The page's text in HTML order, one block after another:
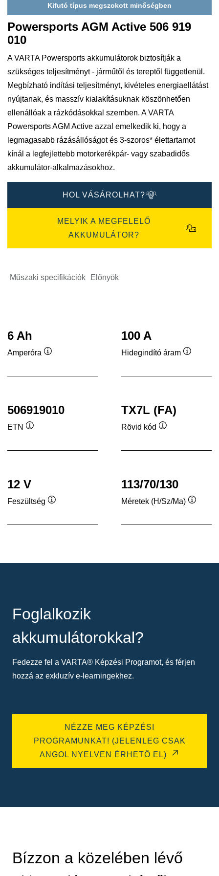
Kifutó típus megszokott minőségben
Powersports AGM Active 506 919
010
A VARTA Powersports akkumulátorok biztosítják a
szükséges teljesítményt - járműtől és tereptől függetlenül.
Megbízható indítási teljesítményt, kivételes energiaellátást
nyújtanak, és masszív kialakításuknak köszönhetően
ellenállóak a rázkódásokkal szemben. A VARTA
Powersports AGM Active azzal emelkedik ki, hogy a
legmagasabb rázásállóságot és 3-szoros* élettartamot
kínál a legfejlettebb motorkerékpár- vagy szabadidős
akkumulátor-alkalmazásokhoz.
HOL VÁSÁROLHAT?
MELYIK A MEGFELELŐ
AKKUMULÁTOR?
Műszaki specifikációk Előnyök
6 Ah
Amperóra
100 A
Hidegindító áram
506919010
ETN
TX7L (FA)
Rövid kód
12 V
Feszültség
113/70/130
Méretek (H/Sz/Ma)
Foglalkozik
akkumulátorokkal?
Fedezze fel a VARTA® Képzési Programot, és férjen
hozzá az exkluzív e-learningekhez.
NÉZZE MEG KÉPZÉSI
PROGRAMUNKAT! (JELENLEG CSAK
ANGOL NYELVEN ÉRHETŐ EL)
Bízzon a közelében lévő